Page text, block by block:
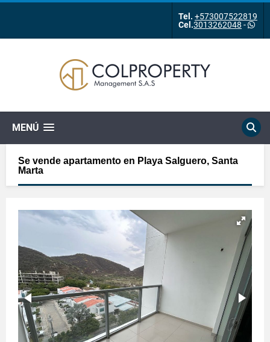
Tel. +573007522819
Cel.3013262048 -
MENÚ
Se vende apartamento en Playa Salguero, Santa
Marta